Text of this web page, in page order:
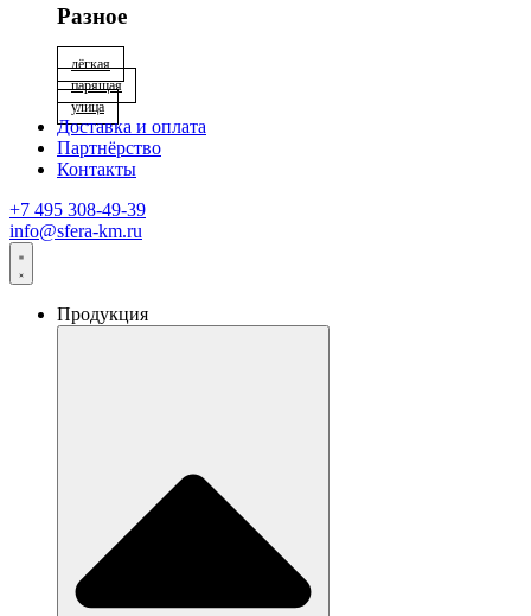
Разное
лёгкая
парящая
улица
Доставка и оплата
Партнёрство
Контакты
+7 495 308-49-39
info@sfera-km.ru
Продукция